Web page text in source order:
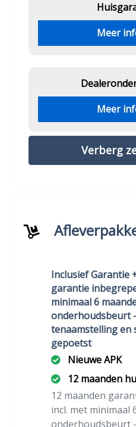
Meer
Meer
Verberg
Inclusief Garantie
garantie
minimaal 6
onderhoudsbeurt
tenaamstelling en
gepoetst
Nieuwe APK
12 maanden
12 maanden
incl. met minimaal
onderhoudsbeurt